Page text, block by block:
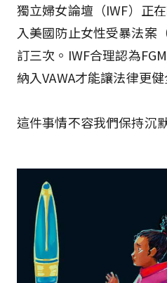
獨立婦女論壇（IWF）正
入美國防止女性受暴法案
訂三次。IWF合理認為
納入VAWA才能讓法律更健
這件事情不容我們保持沉